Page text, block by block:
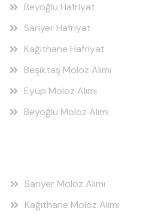
Beyoğlu Hafriyat
Sarıyer Hafriyat
Kağıthane Hafriyat
Beşiktaş Moloz Alımı
Eyüp Moloz Alımı
Beyoğlu Moloz Alımı
Sarıyer Moloz Alımı
Kağıthane Moloz Alımı